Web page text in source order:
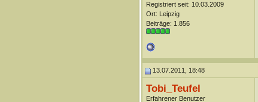
Registriert seit: 10.03.2009
Ort: Leipzig
Beiträge: 1.856
13.07.2011, 18:48
Tobi_Teufel
Erfahrener Benutzer